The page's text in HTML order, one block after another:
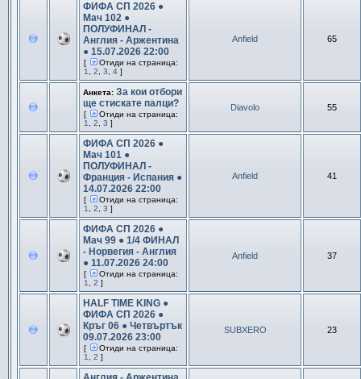
ФИФА СП 2026 ●
Мач 102 ●
ПОЛУФИНАЛ -
Англия - Аржентина
● 15.07.2026 22:00
[
Отиди на страница:
1
2 3 4 ]
Anfield 65
Анкета: За кои отбори
ще стискате палци?
[
Отиди на страница:
1
2 3 ]
Diavolo 55
ФИФА СП 2026 ●
Мач 101 ●
ПОЛУФИНАЛ -
Франция - Испания ●
14.07.2026 22:00
[
Отиди на страница:
1
2 3 ]
Anfield 41
ФИФА СП 2026 ●
Мач 99 ● 1/4 ФИНАЛ
- Норвегия - Англия
● 11.07.2026 24:00
[
Отиди на страница:
1
2 ]
Anfield 37
HALF TIME KING ●
ФИФА СП 2026 ●
Кръг 06 ● Четвъртък
09.07.2026 23:00
[
Отиди на страница:
1
2 ]
SUBXERO 23